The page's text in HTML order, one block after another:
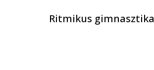
Ritmikus gimnasztika